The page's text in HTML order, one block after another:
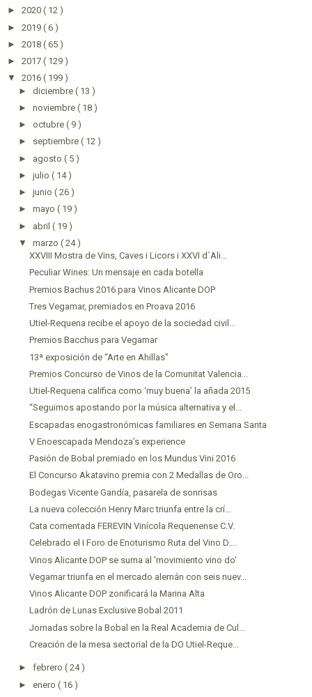
► 2020 ( 12 )
► 2019 ( 6 )
► 2018 ( 65 )
► 2017 ( 129 )
▼ 2016 ( 199 )
► diciembre ( 13 )
► noviembre ( 18 )
► octubre ( 9 )
► septiembre ( 12 )
► agosto ( 5 )
► julio ( 14 )
► junio ( 26 )
► mayo ( 19 )
► abril ( 19 )
▼ marzo ( 24 )
XXVIII Mostra de Vins, Caves i Licors i XXVI d´Ali...
Peculiar Wines: Un mensaje en cada botella
Premios Bachus 2016 para Vinos Alicante DOP
Tres Vegamar, premiados en Proava 2016
Utiel-Requena recibe el apoyo de la sociedad civil...
Premios Bacchus para Vegamar
13ª exposición de “Arte en Ahillas"
Premios Concurso de Vinos de la Comunitat Valencia...
Utiel-Requena califica como ‘muy buena’ la añada 2015
“Seguimos apostando por la música alternativa y el...
Escapadas enogastronómicas familiares en Semana Santa
V Enoescapada Mendoza’s experience
Pasión de Bobal premiado en los Mundus Vini 2016
El Concurso Akatavino premia con 2 Medallas de Oro...
Bodegas Vicente Gandía, pasarela de sonrisas
La nueva colección Henry Marc triunfa entre la crí...
Cata comentada FEREVIN Vinícola Requenense C.V.
Celebrado el I Foro de Enoturismo Ruta del Vino D....
Vinos Alicante DOP se suma al 'movimiento vino do'
Vegamar triunfa en el mercado alemán con seis nuev...
Vinos Alicante DOP zonificará la Marina Alta
Ladrón de Lunas Exclusive Bobal 2011
Jornadas sobre la Bobal en la Real Academia de Cul...
Creación de la mesa sectorial de la DO Utiel-Reque...
► febrero ( 24 )
► enero ( 16 )